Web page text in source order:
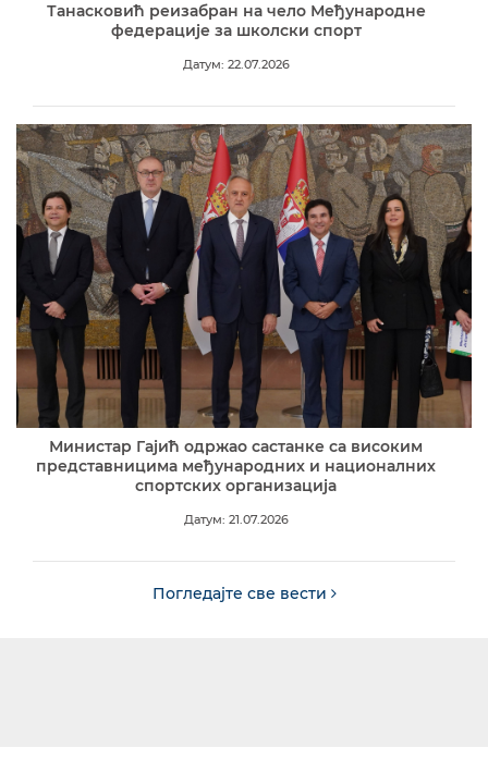
Танасковић реизабран на чело Међународне
федерације за школски спорт
Датум: 22.07.2026
Министар Гајић одржао састанке са високим
представницима међународних и националних
спортских организација
Датум: 21.07.2026
Погледајте све вести